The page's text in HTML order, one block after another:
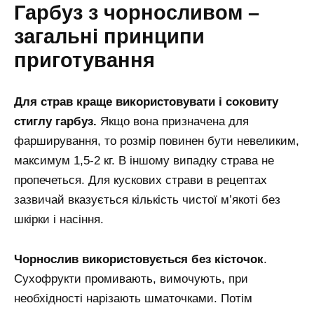
Гарбуз з чорносливом –
загальні принципи
приготування
Для страв краще використовувати і соковиту
стиглу гарбуз. Якщо вона призначена для
фарширування, то розмір повинен бути невеликим,
максимум 1,5-2 кг. В іншому випадку страва не
пропечеться. Для кускових страви в рецептах
зазвичай вказується кількість чистої м’якоті без
шкірки і насіння.
Чорнослив використовується без кісточок.
Сухофрукти промивають, вимочують, при
необхідності нарізають шматочками. Потім